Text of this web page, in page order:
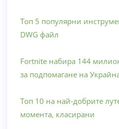
Топ 5 популярни
DWG файл
Fortnite набира 144
за подпомагане на
Топ 10 на най-добрите
момента, класирани